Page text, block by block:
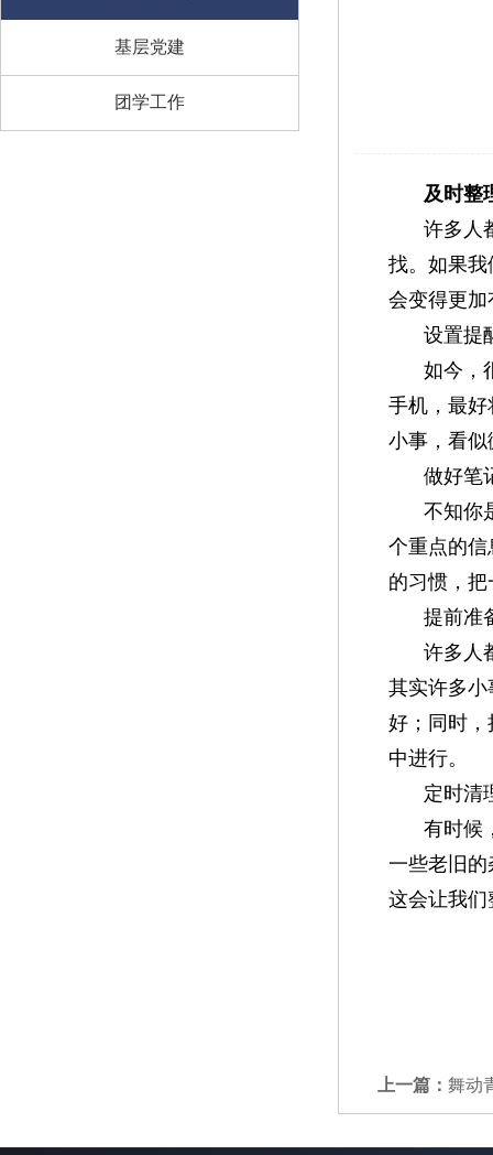
基层党建
团学工作
及时整
许多人
找。如果
会变得更
设置提
如今，
手机，最
小事，看
做好笔
不知你
个重点的
的习惯，
提前准
许多人
其实许多
好；同时
中进行。
定时清
有时候
一些老旧
这会让我
上一篇： 舞动